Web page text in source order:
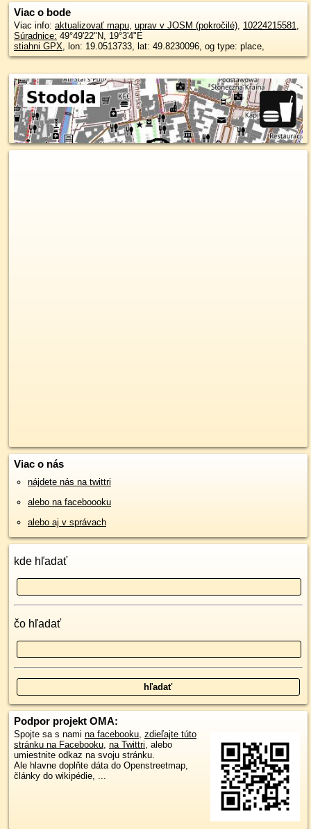
Viac o bode
Viac info: aktualizovať mapu, uprav v JOSM (pokročilé), 10224215581,
Súradnice: 49°49'22"N, 19°3'4"E
stiahni GPX, lon: 19.0513733, lat: 49.8230096, og type: place,
Viac o nás
nájdete nás na twittri
alebo na faceboooku
alebo aj v správach
kde hľadať
čo hľadať
Podpor projekt OMA:
Spojte sa s nami na facebooku, zdieľajte túto
stránku na Facebooku, na Twittri, alebo
umiestnite odkaz na svoju stránku.
Ale hlavne doplňte dáta do Openstreetmap,
články do wikipédie, ...